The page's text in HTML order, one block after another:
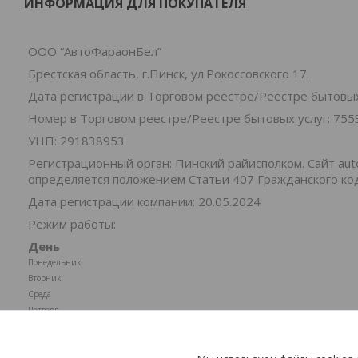
ООО “АвтоФараонБел”
Брестская область, г.Пинск, ул.Рокоссовского 17.
Дата регистрации в Торговом реестре/Реестре
Номер в Торговом реестре/Реестре бытовых услуг:
УНП: 291838953
Регистрационный орган: Пинский райисполком. Cайт
определяется положением Статьи 407 Гражданского
Дата регистрации компании: 20.05.2024
Режим работы:
День
Понедельник
Вторник
Среда
Четверг